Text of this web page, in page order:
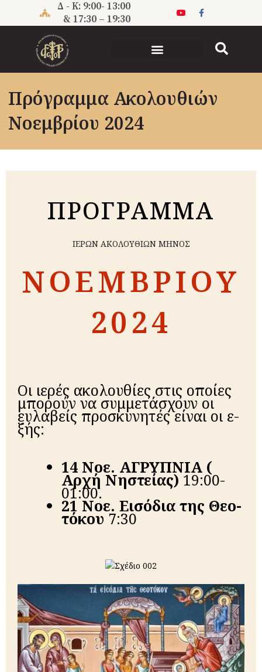
Δ - Κ: 9:00- 13:00
& 17:30 – 19:30
Πρόγραμμα Ακολουθιών
Νοεμβρίου 2024
ΠΡΟΓΡΑMΜΑ
ΙΕΡΩΝ ΑΚΟΛΟΥΘΙΩΝ ΜΗΝΟΣ
ΝΟΕΜΒΡΙΟΥ
2024
Οι ιε­ρές α­κο­λου­θί­ες στις οποί­ες
μπο­ρούν να συμ­με­τά­σχουν οι
ευλα­βείς προ­σκυ­νη­τές είναι οι ε­
ξής:
14 Νοε. ΑΓΡΥΠΝΙΑ (
Αρχή Νηστείας) 19:00-
01:00.
21 Νοε. Εισόδια της Θε­ο­
τό­κου 7:30